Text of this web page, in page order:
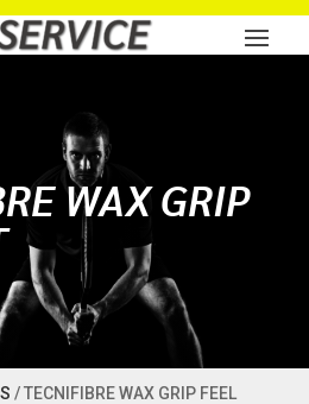
WAX GRIP
/ TECNIFIBRE WAX GRIP FEEL